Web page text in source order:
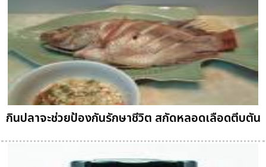
กินปลาจะช่วยป้องกันรักษาชีวิต สกัดหลอดเลือดตีบตัน